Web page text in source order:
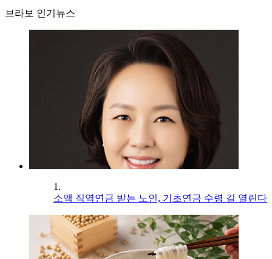
브라보 인기뉴스
1.
소액 직역연금 받는 노인, 기초연금 수령 길 열린다